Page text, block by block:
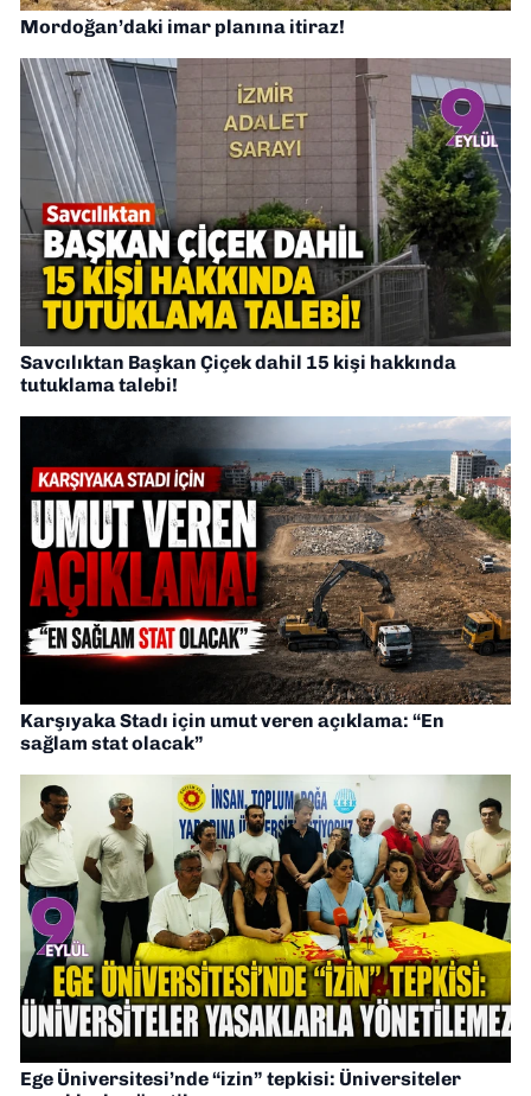
Mordoğan’daki imar planına itiraz!
Savcılıktan Başkan Çiçek dahil 15 kişi hakkında
tutuklama talebi!
Karşıyaka Stadı için umut veren açıklama: “En
sağlam stat olacak”
Ege Üniversitesi’nde “izin” tepkisi: Üniversiteler